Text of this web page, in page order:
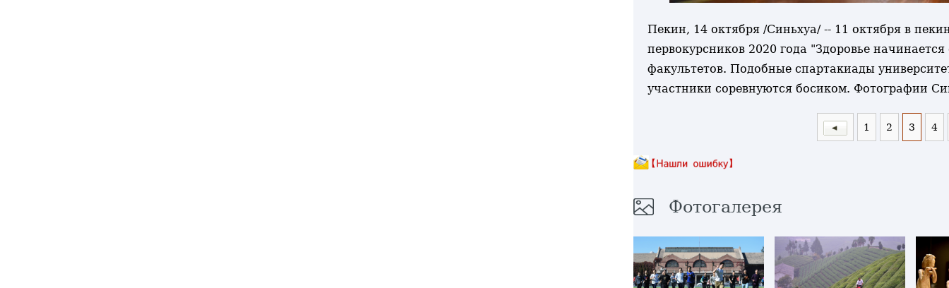
Пекин, 14 октября /Синьхуа/ -- 11 октября в
первокурсников 2020 года "Здоровье
факультетов. Подобные спартакиады
участники соревнуются босиком. Фотографии
1 2 3 4
Фотогалерея